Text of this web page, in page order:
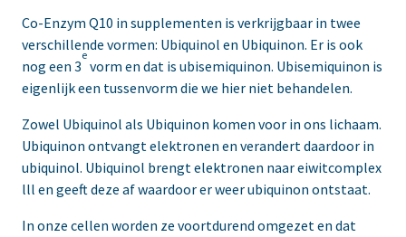
Co-Enzym Q10 in supplementen is verkrijgbaar in twee
verschillende vormen: Ubiquinol en Ubiquinon. Er is ook
nog een 3
e
vorm en dat is ubisemiquinon. Ubisemiquinon is
eigenlijk een tussenvorm die we hier niet behandelen.
Zowel Ubiquinol als Ubiquinon komen voor in ons lichaam.
Ubiquinon ontvangt elektronen en verandert daardoor in
ubiquinol. Ubiquinol brengt elektronen naar eiwitcomplex
lll en geeft deze af waardoor er weer ubiquinon ontstaat.
In onze cellen worden ze voortdurend omgezet en dat